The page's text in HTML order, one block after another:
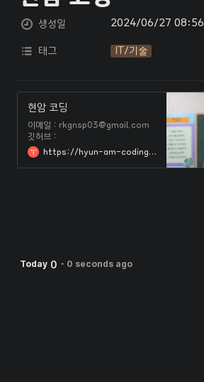
생성일 2024/06/27 08:56
태그 IT/기술
현암 코딩
이메일 : rkgnsp03@gmail.com
깃허브 :
https://github.com/HyunAm0225
https://hyun-am-coding.tistory.com/
Today 0 - 0 seconds ago